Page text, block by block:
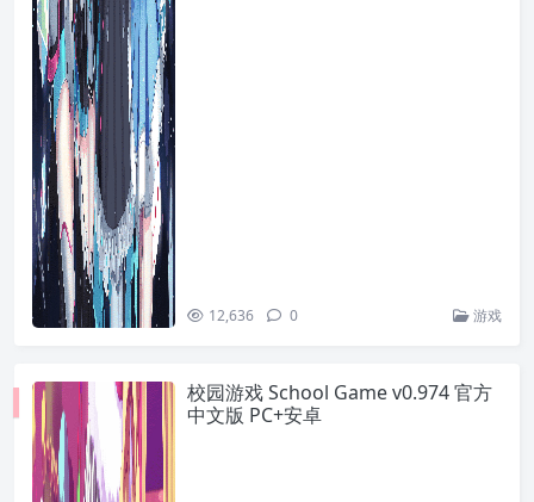
12,636 0 游戏
校园游戏 School Game v0.974 官方
中文版 PC+安卓